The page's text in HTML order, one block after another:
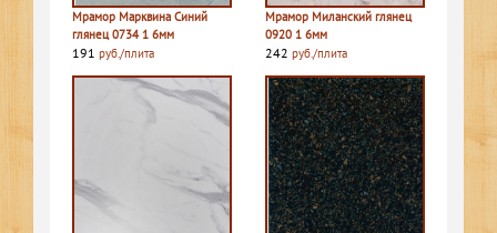
Мрамор Марквина Синий
глянец 0734 1 6мм
191 руб./плита
Мрамор Миланский глянец
0920 1 6мм
242 руб./плита